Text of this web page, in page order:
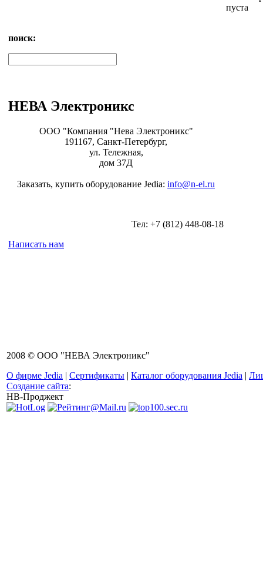
поиск:
НЕВА Электроникс
ООО "Компания "Нева Электроникс"
191167, Санкт-Петербург,
ул. Тележная,
дом 37Д
Заказать, купить оборудование Jedia: info@n-el.ru
Тел: +7 (812) 448-08-18
Написать нам
пуста
2008 © ООО "НЕВА Электроникс"
О фирме Jedia | Сертификаты | Каталог оборудования Jedia |
Создание сайта:
НВ-Проджект